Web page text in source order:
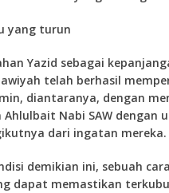
yang turun
Yazid sebagai
telah berhasil
diantaranya, dengan
Ahlulbait Nabi SAW dengan
dari ingatan mereka.
demikian ini, sebuah
dapat memastikan